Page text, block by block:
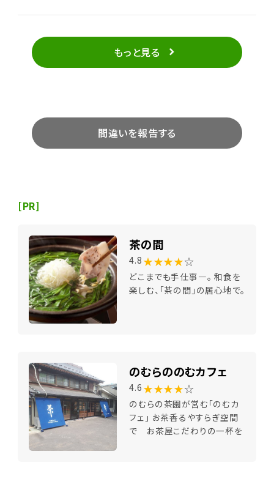
もっと見る
間違いを報告する
[PR]
茶の間
4.8 ★★★★☆
どこまでも手仕事―。 和食を
楽しむ、「茶の間」の居心地で。
のむらののむカフェ
4.6 ★★★★☆
のむらの茶園が営む「のむカ
フェ」 お茶香るやすらぎ空間
で お茶屋こだわりの一杯を